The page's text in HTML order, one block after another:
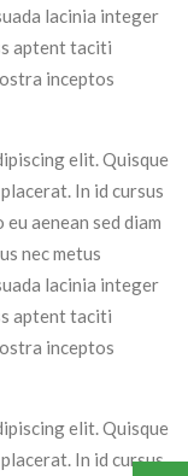
lacinia integer
aptent taciti
inceptos
elit. Quisque
In id cursus
aenean sed diam
nec metus
lacinia integer
aptent taciti
inceptos
elit. Quisque
In id cursus